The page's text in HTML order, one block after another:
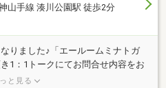
山手線 湊川公園駅 徒歩2分
りました♪「エールームミナトガ
1：1トークにてお問合せ内容をお
、湊川公園駅徒歩３分 神戸高速
と見る